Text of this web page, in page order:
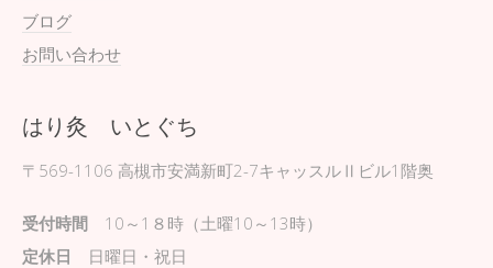
ブログ
お問い合わせ
はり灸 いとぐち
〒569-1106 高槻市安満新町2-7キャッスルⅡビル1階奥
受付時間 10～1８時（土曜10～13時）
定休日 日曜日・祝日